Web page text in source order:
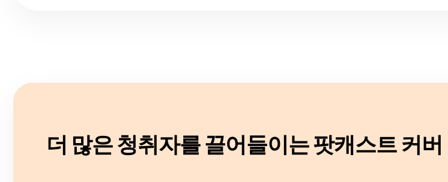
더 많은 청취자를 끌어들이는 팟캐스트 커버